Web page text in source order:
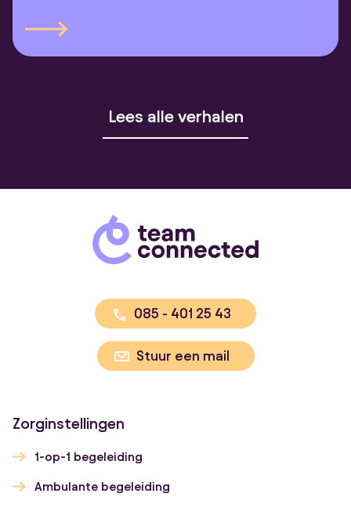
Lees alle verhalen
085 - 401 25 43
Stuur een mail
Zorginstellingen
1-op-1 begeleiding
Ambulante begeleiding